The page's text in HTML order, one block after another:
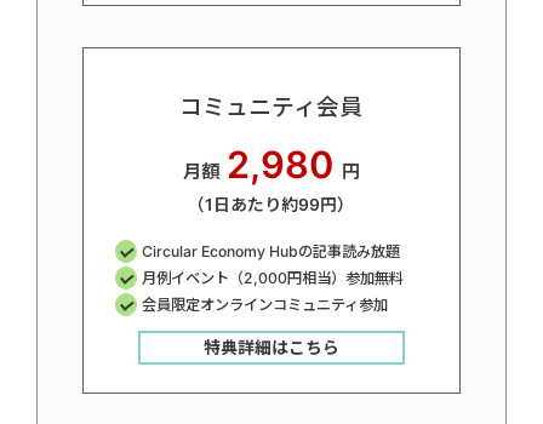
コミュニティ会員
月額 2,980 円
（1日あたり約99円）
Circular Economy Hubの記事読み放題
月例イベント（2,000円相当）参加無料
会員限定オンラインコミュニティ参加
特典詳細はこちら